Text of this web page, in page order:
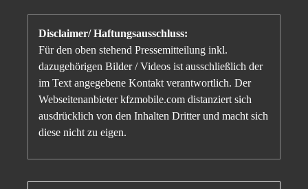
Disclaimer/ Haftungsausschluss:
Für den oben stehend Pressemitteilung inkl.
dazugehörigen Bilder / Videos ist ausschließlich der
im Text angegebene Kontakt verantwortlich. Der
Webseitenanbieter kfzmobile.com distanziert sich
ausdrücklich von den Inhalten Dritter und macht sich
diese nicht zu eigen.